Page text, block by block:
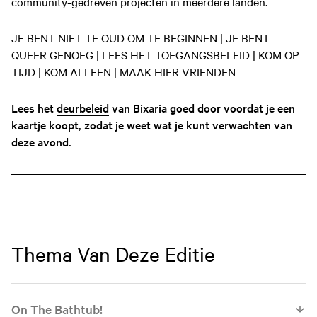
JE BENT NIET TE OUD OM TE BEGINNEN | JE BENT
QUEER GENOEG | LEES HET TOEGANGSBELEID | KOM OP
TIJD | KOM ALLEEN | MAAK HIER VRIENDEN
Lees hetdeurbeleidvan Bixaria goed door voordat je een
kaartje koopt, zodat je weet wat je kunt verwachten van
deze avond.
Thema Van Deze Editie
On The Bathtub!